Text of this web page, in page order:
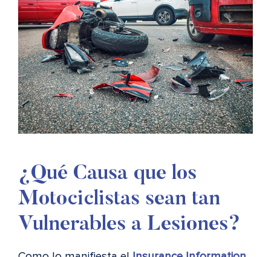
¿Qué Causa que los
Motociclistas sean tan
Vulnerables a Lesiones?